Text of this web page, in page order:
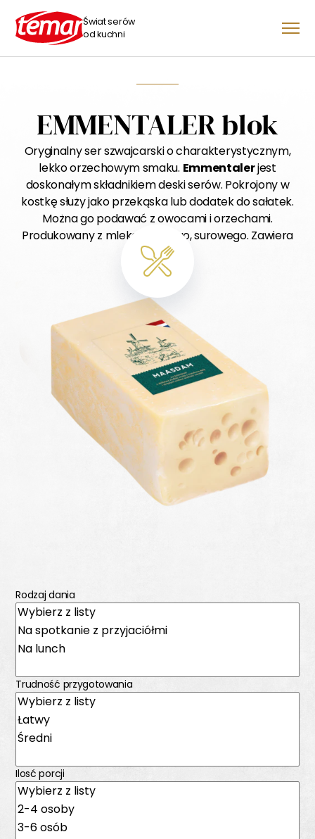
Świat serów
od kuchni
EMMENTALER blok
Oryginalny ser szwajcarski o charakterystycznym,
lekko orzechowym smaku. Emmentalerjest
doskonałym składnikiem deski serów. Pokrojony w
kostkę służy jako przekąska lub dodatek do sałatek.
Można go podawać z owocami i orzechami.
Produkowany z mleka krowiego, surowego. Zawiera
45% tłuszczu.
Rodzaj dania
Trudność przygotowania
Ilosć porcji